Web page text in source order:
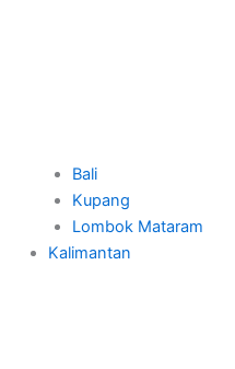
Bali
Kupang
Lombok Mataram
Kalimantan